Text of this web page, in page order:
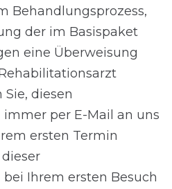
Behandlungsprozess,
der im Basispaket
eine Überweisung
diesen
per E-Mail an uns
ersten Termin
Ihrem ersten Besuch